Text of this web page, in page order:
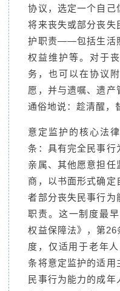
协议，选定一个自己
将来丧失或部分丧失
护职责——包括生活
权益维护等。对于
务，也可以在协议
愿，并与遗嘱、遗产
通俗地说：趁清醒，
意定监护的核心法
条：具有完全民事行
亲属、其他愿意担任
商，以书面形式确定
者部分丧失民事行为
职责。这一制度最
权益保障法》，第26
度，仅适用于老年
条将意定监护的适用
民事行为能力的成